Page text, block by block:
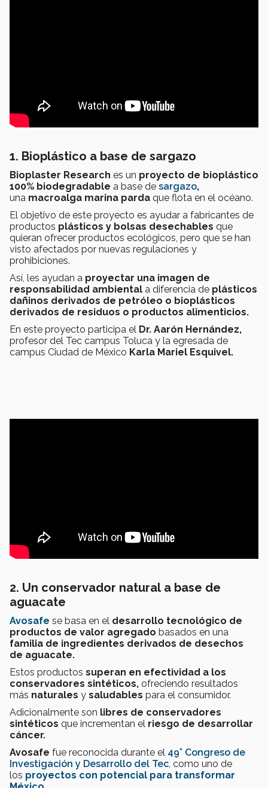
1. Bioplástico a base de sargazo
Bioplaster Research es un proyecto de bioplástico
100% biodegradable a base de sargazo,
una macroalga marina parda que flota en el océano.
El objetivo de este proyecto es ayudar a fabricantes de
productos plásticos y bolsas desechables que
quieran ofrecer productos ecológicos, pero que se han
visto afectados por nuevas regulaciones y
prohibiciones.
Así, les ayudan a proyectar una imagen de
responsabilidad ambiental a diferencia de plásticos
dañinos derivados de petróleo o bioplásticos
derivados de residuos o productos alimenticios.
En este proyecto participa el Dr. Aarón Hernández,
profesor del Tec campus Toluca y la egresada de
campus Ciudad de México Karla Mariel Esquivel.
2. Un conservador natural a base de
aguacate
Avosafe se basa en el desarrollo tecnológico de
productos de valor agregado basados en una
familia de ingredientes derivados de desechos
de aguacate.
Estos productos superan en efectividad a los
conservadores sintéticos, ofreciendo resultados
más naturales y saludables para el consumidor.
Adicionalmente son libres de conservadores
sintéticos que incrementan el riesgo de desarrollar
cáncer.
Avosafe fue reconocida durante el 49° Congreso de
Investigación y Desarrollo del Tec , como uno de
los proyectos con potencial para transformar